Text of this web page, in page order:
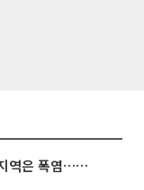
동해안은 시간당 80㎜ 폭우, 그 외 지역은 폭염…‘극과 극 날씨’